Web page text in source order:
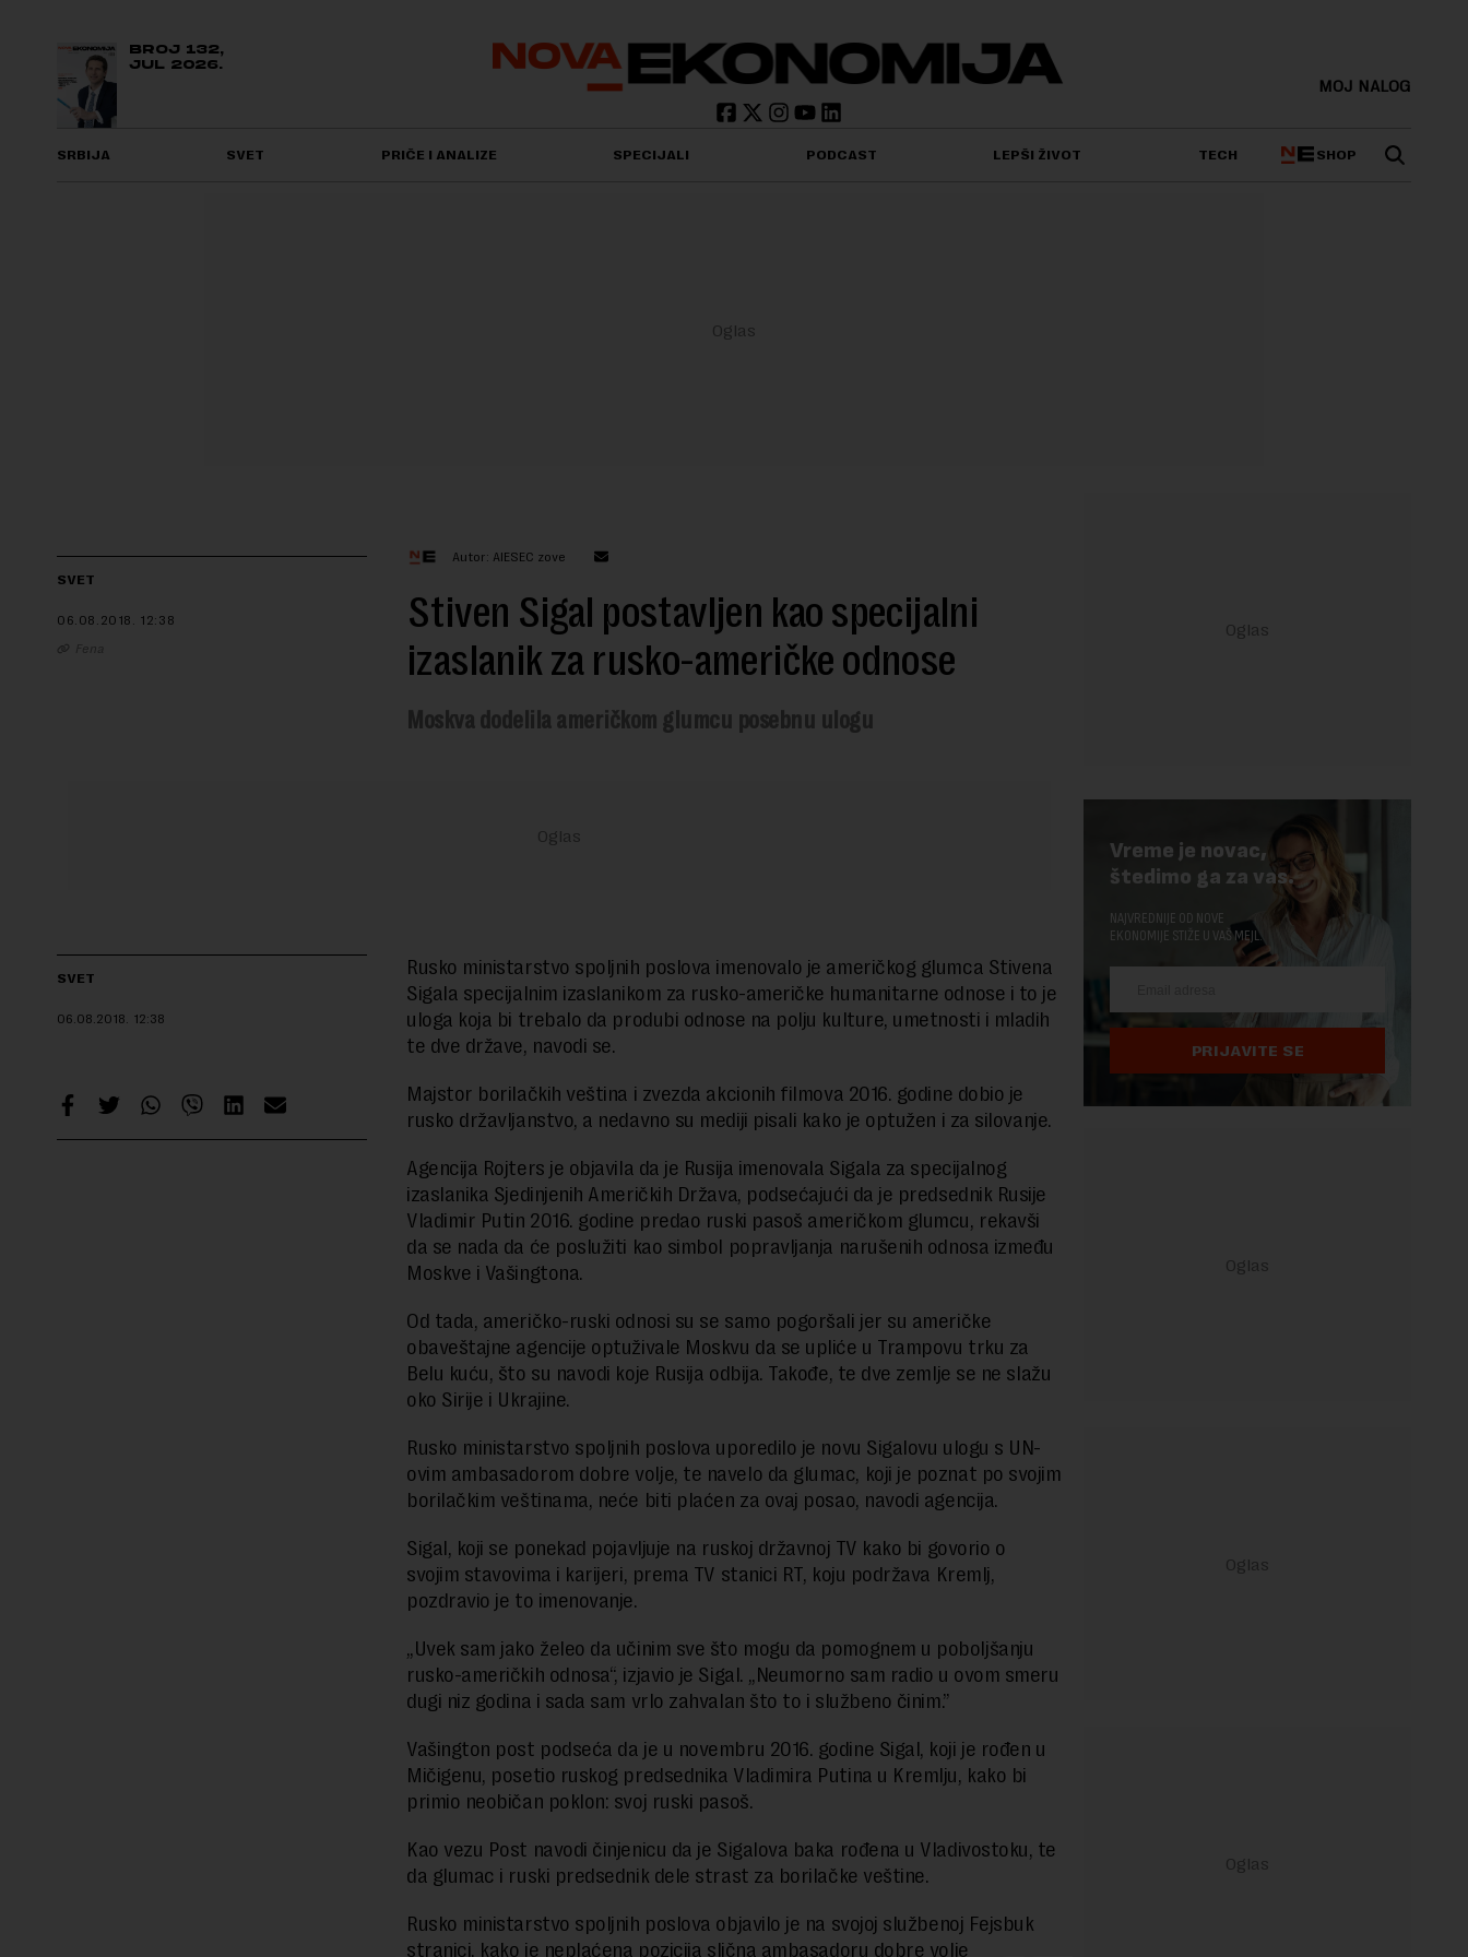
BROJ 132,
JUL 2026.
MOJ NALOG
SRBIJA SVET PRIČE I ANALIZE SPECIJALI PODCAST LEPŠI ŽIVOT TECH SHOP
SVET
06.08.2018. 12:38
Fena
Autor: AIESEC zove
Stiven Sigal postavljen kao specijalni
izaslanik za rusko-američke odnose
Moskva dodelila američkom glumcu posebnu ulogu
SVET
06.08.2018. 12:38
Rusko ministarstvo spoljnih poslova imenovalo je američkog glumca Stivena
Sigala specijalnim izaslanikom za rusko-američke humanitarne odnose i to je
uloga koja bi trebalo da produbi odnose na polju kulture, umetnosti i mladih
te dve države, navodi se.
Majstor borilačkih veština i zvezda akcionih filmova 2016. godine dobio je
rusko državljanstvo, a nedavno su mediji pisali kako je optužen i za silovanje.
Agencija Rojters je objavila da je Rusija imenovala Sigala za specijalnog
izaslanika Sjedinjenih Američkih Država, podsećajući da je predsednik Rusije
Vladimir Putin 2016. godine predao ruski pasoš američkom glumcu, rekavši
da se nada da će poslužiti kao simbol popravljanja narušenih odnosa između
Moskve i Vašingtona.
Od tada, američko-ruski odnosi su se samo pogoršali jer su američke
obaveštajne agencije optuživale Moskvu da se upliće u Trampovu trku za
Belu kuću, što su navodi koje Rusija odbija. Takođe, te dve zemlje se ne slažu
oko Sirije i Ukrajine.
Rusko ministarstvo spoljnih poslova uporedilo je novu Sigalovu ulogu s UN-
ovim ambasadorom dobre volje, te navelo da glumac, koji je poznat po svojim
borilačkim veštinama, neće biti plaćen za ovaj posao, navodi agencija.
Sigal, koji se ponekad pojavljuje na ruskoj državnoj TV kako bi govorio o
svojim stavovima i karijeri, prema TV stanici RT, koju podržava Kremlj,
pozdravio je to imenovanje.
„Uvek sam jako želeo da učinim sve što mogu da pomognem u poboljšanju
rusko-američkih odnosa“, izjavio je Sigal. „Neumorno sam radio u ovom smeru
dugi niz godina i sada sam vrlo zahvalan što to i službeno činim.”
Vašington post podseća da je u novembru 2016. godine Sigal, koji je rođen u
Mičigenu, posetio ruskog predsednika Vladimira Putina u Kremlju, kako bi
primio neobičan poklon: svoj ruski pasoš.
Kao vezu Post navodi činjenicu da je Sigalova baka rođena u Vladivostoku, te
da glumac i ruski predsednik dele strast za borilačke veštine.
Rusko ministarstvo spoljnih poslova objavilo je na svojoj službenoj Fejsbuk
stranici, kako je neplaćena pozicija slična ambasadoru dobre volje
Vreme je novac,
štedimo ga za vas.
NAJVREDNIJE OD NOVE
EKONOMIJE STIŽE U VAŠ MEJL.
PRIJAVITE SE